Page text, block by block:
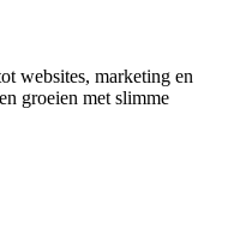
websites, marketing en
groeien met slimme